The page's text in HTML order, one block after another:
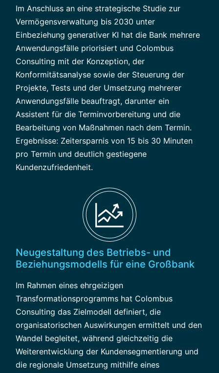
Im Anschluss an eine strategische Studie zur
Vermögensverwaltung bis 2030 unter
Einbeziehung generativer KI hat die Bank mehrere
Anwendungsfälle priorisiert und Colombus
Consulting mit der Konzeption, der
Konformitätsanalyse sowie der Steuerung der
Projekte, Tests und der Umsetzung mehrerer
Anwendungsfälle beauftragt, darunter ein
Assistent für die Terminvorbereitung und die
Bearbeitung von Maßnahmen nach dem Termin.
Ergebnisse: Zeitersparnis von 15 bis 30 Minuten
pro Termin und deutlich gestiegene
Kundenzufriedenheit.
Neugestaltung des Betriebs- und
Beziehungsmodells für eine Großbank
Im Rahmen eines ehrgeizigen
Transformationsprogramms hat Colombus
Consulting das Zielmodell definiert, die
organisatorischen Auswirkungen ermittelt und den
Wandel begleitet, während gleichzeitig die
Weiterentwicklung der Kundensegmentierung und
die regionale Umsetzung mithilfe eines